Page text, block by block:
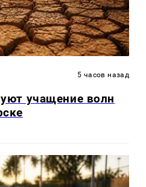
5 часов назад
учащение волн